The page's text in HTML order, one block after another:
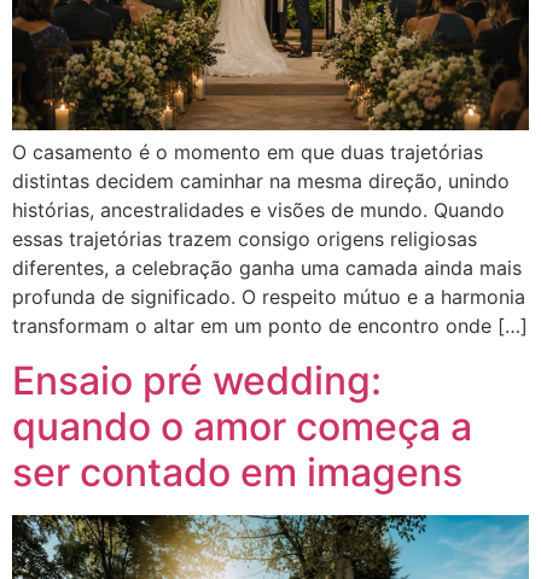
O casamento é o momento em que duas trajetórias
distintas decidem caminhar na mesma direção, unindo
histórias, ancestralidades e visões de mundo. Quando
essas trajetórias trazem consigo origens religiosas
diferentes, a celebração ganha uma camada ainda mais
profunda de significado. O respeito mútuo e a harmonia
transformam o altar em um ponto de encontro onde […]
Ensaio pré wedding:
quando o amor começa a
ser contado em imagens